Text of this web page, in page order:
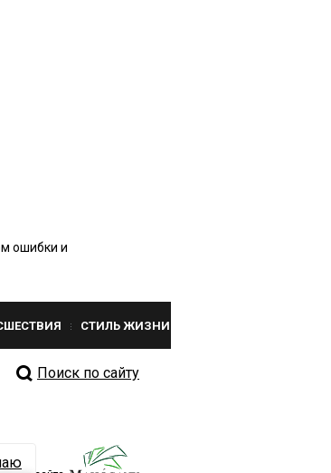
ошибки и
СТИЛЬ ЖИЗНИ
Поиск по сайту